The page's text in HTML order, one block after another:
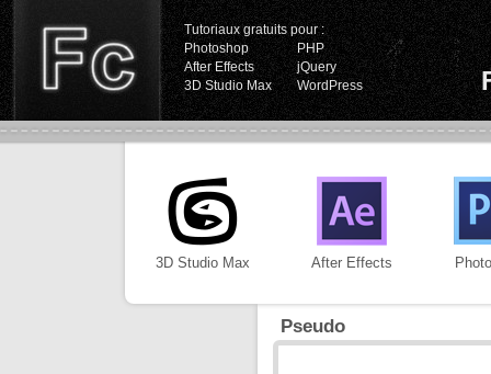
Tutoriaux gratuits pour :
Photoshop
PHP
After Effects
jQuery
3D Studio Max
WordPress
3D Studio Max After Effects
Pseudo